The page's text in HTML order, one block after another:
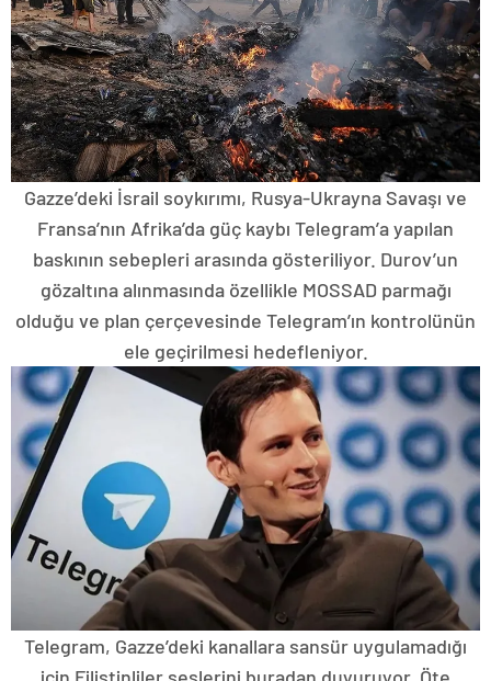
Gazze’deki İsrail soykırımı, Rusya-Ukrayna Savaşı ve
Fransa’nın Afrika’da güç kaybı Telegram’a yapılan
baskının sebepleri arasında gösteriliyor. Durov’un
gözaltına alınmasında özellikle MOSSAD parmağı
olduğu ve plan çerçevesinde Telegram’ın kontrolünün
ele geçirilmesi hedefleniyor.
Telegram, Gazze’deki kanallara sansür uygulamadığı
için Filistinliler seslerini buradan duyuruyor. Öte